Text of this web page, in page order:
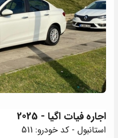
اجارهفیات اگیا - 2025
استانبول - کد خودرو: 511